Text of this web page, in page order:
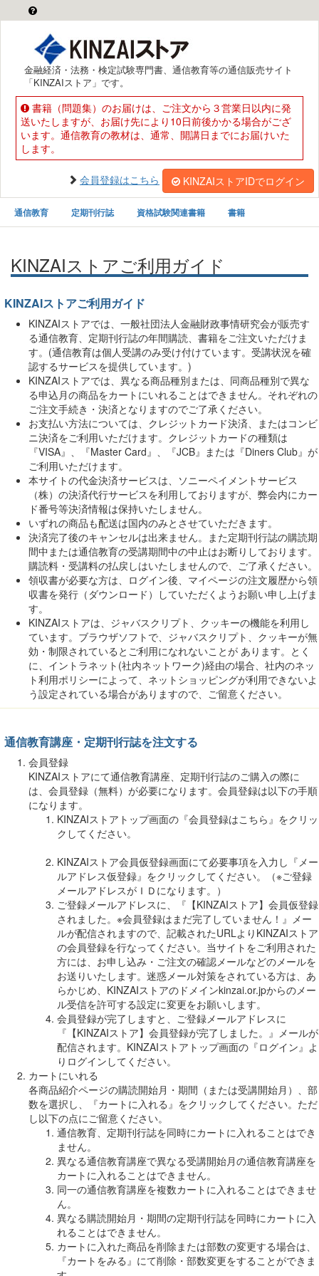
金融経済・法務・検定試験専門書、通信教育等の通信販売サイト
「KINZAIストア」です。
書籍（問題集）のお届けは、ご注文から３営業日以内に発
送いたしますが、お届け先により10日前後かかる場合がござ
います。通信教育の教材は、通常、開講日までにお届けいた
します。
会員登録はこちら KINZAIストアIDでログイン
通信教育 定期刊行誌 資格試験関連書籍 書籍
KINZAIストアご利用ガイド
KINZAIストアご利用ガイド
KINZAIストアでは、一般社団法人金融財政事情研究会が販売す
る通信教育、定期刊行誌の年間購読、書籍をご注文いただけま
す。(通信教育は個人受講のみ受け付けています。受講状況を確
認するサービスを提供しています。)
KINZAIストアでは、異なる商品種別または、同商品種別で異な
る申込月の商品をカートにいれることはできません。それぞれの
ご注文手続き・決済となりますのでご了承ください。
お支払い方法については、クレジットカード決済、またはコンビ
ニ決済をご利用いただけます。クレジットカードの種類は
『VISA』、『Master Card』、『JCB』または『Diners Club』が
ご利用いただけます。
本サイトの代金決済サービスは、ソニーペイメントサービス
（株）の決済代行サービスを利用しておりますが、弊会内にカー
ド番号等決済情報は保持いたしません。
いずれの商品も配送は国内のみとさせていただきます。
決済完了後のキャンセルは出来ません。また定期刊行誌の購読期
間中または通信教育の受講期間中の中止はお断りしております。
購読料・受講料の払戻しはいたしませんので、ご了承ください。
領収書が必要な方は、ログイン後、マイページの注文履歴から領
収書を発行（ダウンロード）していただくようお願い申し上げま
す。
KINZAIストアは、ジャバスクリプト、クッキーの機能を利用し
ています。ブラウザソフトで、ジャバスクリプト、クッキーが無
効・制限されているとご利用になれないことが あります。とく
に、イントラネット(社内ネットワーク)経由の場合、社内のネッ
ト利用ポリシーによって、ネットショッピングが利用できないよ
う設定されている場合がありますので、ご留意ください。
通信教育講座・定期刊行誌を注文する
会員登録
KINZAIストアにて通信教育講座、定期刊行誌のご購入の際に
は、会員登録（無料）が必要になります。会員登録は以下の手順
になります。
KINZAIストアトップ画面の『会員登録はこちら』をクリッ
クしてください。
KINZAIストア会員仮登録画面にて必要事項を入力し『メー
ルアドレス仮登録』をクリックしてください。（※ご登録
メールアドレスがＩＤになります。）
ご登録メールアドレスに、『【KINZAIストア】会員仮登録
されました。※会員登録はまだ完了していません！』メー
ルが配信されますので、記載されたURLよりKINZAIストア
の会員登録を行なってください。当サイトをご利用された
方には、お申し込み・ご注文の確認メールなどのメールを
お送りいたします。迷惑メール対策をされている方は、あ
らかじめ、KINZAIストアのドメインkinzai.or.jpからのメー
ル受信を許可する設定に変更をお願いします。
会員登録が完了しますと、ご登録メールアドレスに
『【KINZAIストア】会員登録が完了しました。』メールが
配信されます。KINZAIストアトップ画面の『ログイン』よ
りログインしてください。
カートにいれる
各商品紹介ページの購読開始月・期間（または受講開始月）、部
数を選択し、『カートに入れる』をクリックしてください。ただ
し以下の点にご留意ください。
通信教育、定期刊行誌を同時にカートに入れることはでき
ません。
異なる通信教育講座で異なる受講開始月の通信教育講座を
カートに入れることはできません。
同一の通信教育講座を複数カートに入れることはできませ
ん。
異なる購読開始月・期間の定期刊行誌を同時にカートに入
れることはできません。
カートに入れた商品を削除または部数の変更する場合は、
『カートをみる』にて削除・部数変更をすることができま